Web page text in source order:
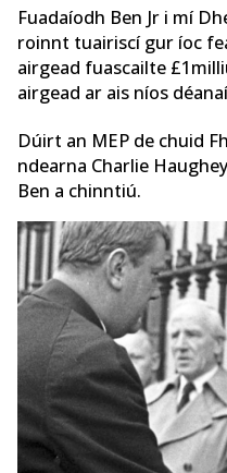
Fuadaíodh Ben Jr i mí
roinnt tuairiscí gur íoc
airgead fuascailte
airgead ar ais níos
Dúirt an MEP de chuid
ndearna Charlie
Ben a chinntiú.